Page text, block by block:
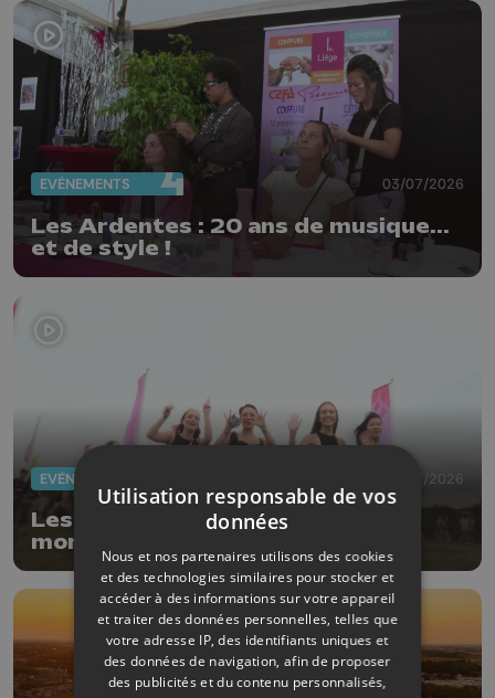
EVÈNEMENTS 03/07/2026
Les Ardentes : 20 ans de musique...
et de style !
EVÈNEMENTS 02/07/2026
Les Ardentes 2026 : l'ambiance
monte dès l'ouverture !
Utilisation responsable de vos
données
Nous et nos partenaires utilisons des cookies
et des technologies similaires pour stocker et
accéder à des informations sur votre appareil
et traiter des données personnelles, telles que
votre adresse IP, des identifiants uniques et
des données de navigation, afin de proposer
des publicités et du contenu personnalisés,